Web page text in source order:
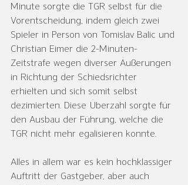
Minute sorgte die TGR selbst für die
Vorentscheidung, indem gleich zwei
Spieler in Person von Tomislav Balic und
Christian Eimer die 2-Minuten-
Zeitstrafe wegen diverser Äußerungen
in Richtung der Schiedsrichter
erhielten und sich somit selbst
dezimierten. Diese Überzahl sorgte für
den Ausbau der Führung, welche die
TGR nicht mehr egalisieren konnte.
Alles in allem war es kein hochklassiger
Auftritt der Gastgeber, aber auch